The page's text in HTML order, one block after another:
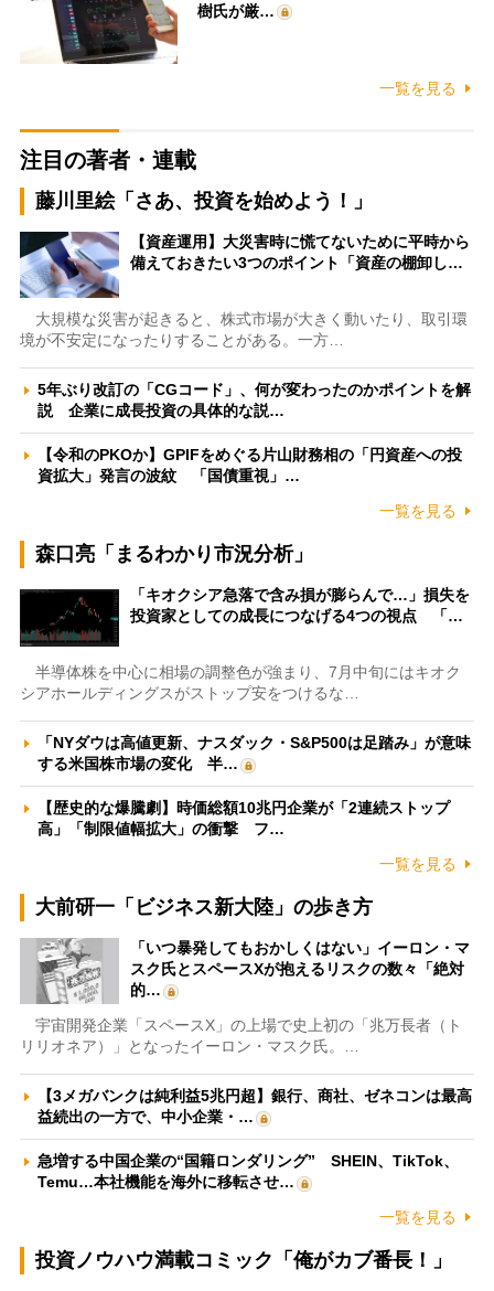
樹氏が厳…
一覧を見る
注目の著者・連載
藤川里絵「さあ、投資を始めよう！」
【資産運用】大災害時に慌てないために平時から
備えておきたい3つのポイント「資産の棚卸し…
大規模な災害が起きると、株式市場が大きく動いたり、取引環
境が不安定になったりすることがある。一方…
5年ぶり改訂の「CGコード」、何が変わったのかポイントを解
説 企業に成長投資の具体的な説…
【令和のPKOか】GPIFをめぐる片山財務相の「円資産への投
資拡大」発言の波紋 「国債重視」…
一覧を見る
森口亮「まるわかり市況分析」
「キオクシア急落で含み損が膨らんで…」損失を
投資家としての成長につなげる4つの視点 「…
半導体株を中心に相場の調整色が強まり、7月中旬にはキオク
シアホールディングスがストップ安をつけるな…
「NYダウは高値更新、ナスダック・S&P500は足踏み」が意味
する米国株市場の変化 半…
【歴史的な爆騰劇】時価総額10兆円企業が「2連続ストップ
高」「制限値幅拡大」の衝撃 フ…
一覧を見る
大前研一「ビジネス新大陸」の歩き方
「いつ暴発してもおかしくはない」イーロン・マ
スク氏とスペースXが抱えるリスクの数々「絶対
的…
宇宙開発企業「スペースX」の上場で史上初の「兆万長者（ト
リリオネア）」となったイーロン・マスク氏。…
【3メガバンクは純利益5兆円超】銀行、商社、ゼネコンは最高
益続出の一方で、中小企業・…
急増する中国企業の“国籍ロンダリング” SHEIN、TikTok、
Temu…本社機能を海外に移転させ…
一覧を見る
投資ノウハウ満載コミック「俺がカブ番長！」